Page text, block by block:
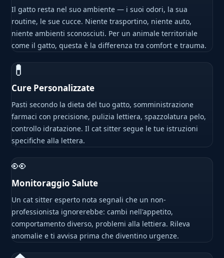
Il gatto resta nel suo ambiente — i suoi odori, la sua
routine, le sue cucce. Niente trasportino, niente auto,
niente ambienti sconosciuti. Per un animale territoriale
come il gatto, questa è la differenza tra comfort e trauma.
💊
Cure Personalizzate
Pasti secondo la dieta del tuo gatto, somministrazione
farmaci con precisione, pulizia lettiera, spazzolatura pelo,
controllo idratazione. Il cat sitter segue le tue istruzioni
specifiche alla lettera.
👀
Monitoraggio Salute
Un cat sitter esperto nota segnali che un non-
professionista ignorerebbe: cambi nell'appetito,
comportamento diverso, problemi alla lettiera. Rileva
anomalie e ti avvisa prima che diventino urgenze.